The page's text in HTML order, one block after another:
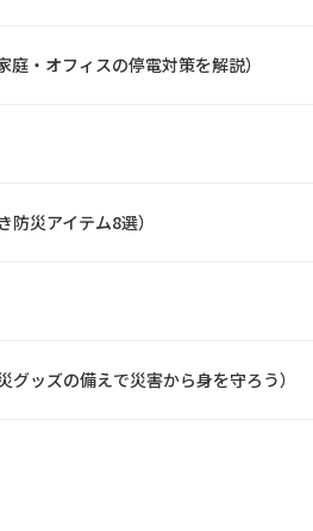
・オフィスの停電対策を解説）
災アイテム8選）
ッズの備えで災害から身を守ろう）